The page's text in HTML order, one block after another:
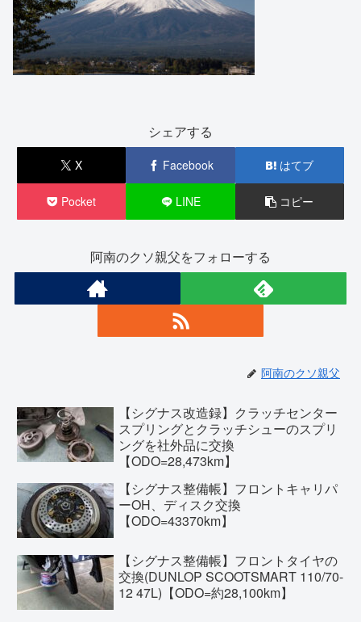
シェアする
X Facebook はてブ
Pocket LINE コピー
阿南のクソ親父をフォローする
阿南のクソ親父
【シグナス改造録】クラッチセンター
スプリングとクラッチシューのスプリ
ングを社外品に交換
【ODO=28,473km】
【シグナス整備帳】フロントキャリパ
ーOH、ディスク交換
【ODO=43370km】
【シグナス整備帳】フロントタイヤの
交換(DUNLOP SCOOTSMART 110/70-
12 47L)【ODO=約28,100km】